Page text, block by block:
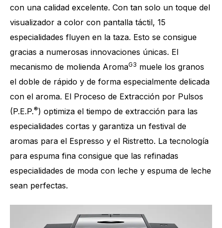
con una calidad excelente. Con tan solo un toque del
visualizador a color con pantalla táctil, 15
especialidades fluyen en la taza. Esto se consigue
gracias a numerosas innovaciones únicas. El
mecanismo de molienda AromaG3 muele los granos
el doble de rápido y de forma especialmente delicada
con el aroma. El Proceso de Extracción por Pulsos
(P.E.P.®) optimiza el tiempo de extracción para las
especialidades cortas y garantiza un festival de
aromas para el Espresso y el Ristretto. La tecnología
para espuma fina consigue que las refinadas
especialidades de moda con leche y espuma de leche
sean perfectas.